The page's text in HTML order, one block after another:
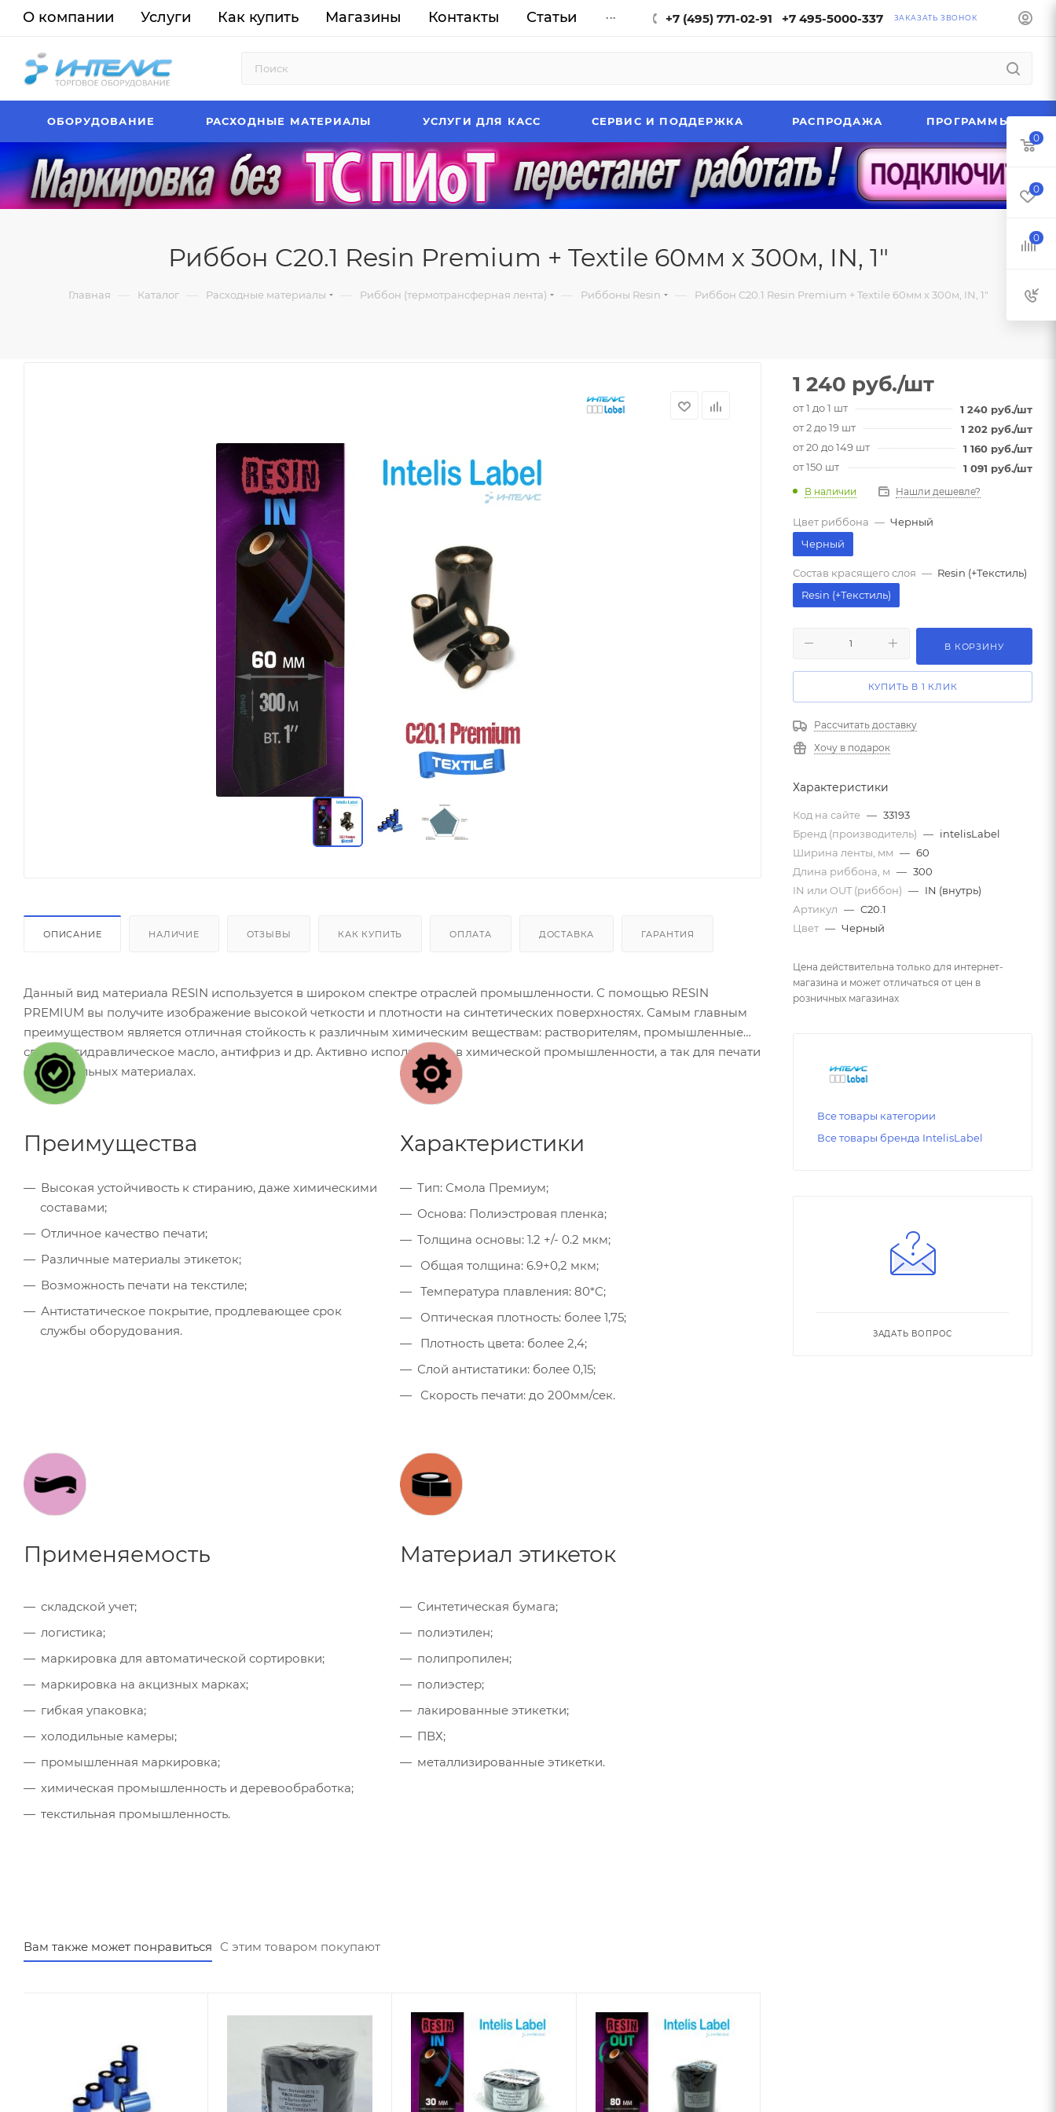
О компании Услуги Как купить Магазины Контакты Статьи ... +7 (495) 771-02-91 +7 495-5000-337 ЗАКАЗАТЬ ЗВОНОК
ОБОРУДОВАНИЕ РАСХОДНЫЕ МАТЕРИАЛЫ УСЛУГИ ДЛЯ КАСС СЕРВИС И ПОДДЕРЖКА РАСПРОДАЖА ПРОГРАММЫ
Риббон C20.1 Resin Premium + Textile 60мм х 300м, IN, 1"
Главная — Каталог — Расходные материалы — Риббон (термотрансферная лента) — Риббоны Resin — Риббон C20.1 Resin Premium + Textile 60мм х 300м, IN, 1"
ОПИСАНИЕ НАЛИЧИЕ ОТЗЫВЫ КАК КУПИТЬ ОПЛАТА ДОСТАВКА ГАРАНТИЯ
Данный вид материала RESIN используется в широком спектре отраслей промышленности. С помощью RESIN
PREMIUM вы получите изображение высокой четкости и плотности на синтетических поверхностях. Самым главным
преимуществом является отличная стойкость к различным химическим веществам: растворителям, промышленные
спирты, гидравлическое масло, антифриз и др. Активно используется в химической промышленности, а так для печати
на текстильных материалах.
Преимущества
Высокая устойчивость к стиранию, даже химическими
составами;
Отличное качество печати;
Различные материалы этикеток;
Возможность печати на текстиле;
Антистатическое покрытие, продлевающее срок
службы оборудования.
Характеристики
Тип: Смола Премиум;
Основа: Полиэстровая пленка;
Толщина основы: 1.2 +/- 0.2 мкм;
Общая толщина: 6.9+0,2 мкм;
Температура плавления: 80*С;
Оптическая плотность: более 1,75;
Плотность цвета: более 2,4;
Слой антистатики: более 0,15;
Скорость печати: до 200мм/сек.
Применяемость
складской учет;
логистика;
маркировка для автоматической сортировки;
маркировка на акцизных марках;
гибкая упаковка;
холодильные камеры;
промышленная маркировка;
химическая промышленность и деревообработка;
текстильная промышленность.
Материал этикеток
Cинтетическая бумага;
полиэтилен;
полипропилен;
полиэстер;
лакированные этикетки;
ПВХ;
металлизированные этикетки.
Вам также может понравиться С этим товаром покупают
1 240 руб./шт
от 1 до 1 шт 1 240 руб./шт
от 2 до 19 шт
1 202 руб./шт
от 20 до 149 шт
1 160 руб./шт
от 150 шт
1 091 руб./шт
В наличии Нашли дешевле?
Цвет риббона — Черный
Черный
Состав красящего слоя — Resin (+Текстиль)
Resin (+Текстиль)
В КОРЗИНУ
КУПИТЬ В 1 КЛИК
Рассчитать доставку
Хочу в подарок
Характеристики
Код на сайте — 33193
Бренд (производитель) — intelisLabel
Ширина ленты, мм — 60
Длина риббона, м — 300
IN или OUT (риббон) — IN (внутрь)
Артикул — C20.1
Цвет — Черный
Цена действительна только для интернет-
магазина и может отличаться от цен в
розничных магазинах
Все товары категории
Все товары бренда IntelisLabel
ЗАДАТЬ ВОПРОС
0
0
0